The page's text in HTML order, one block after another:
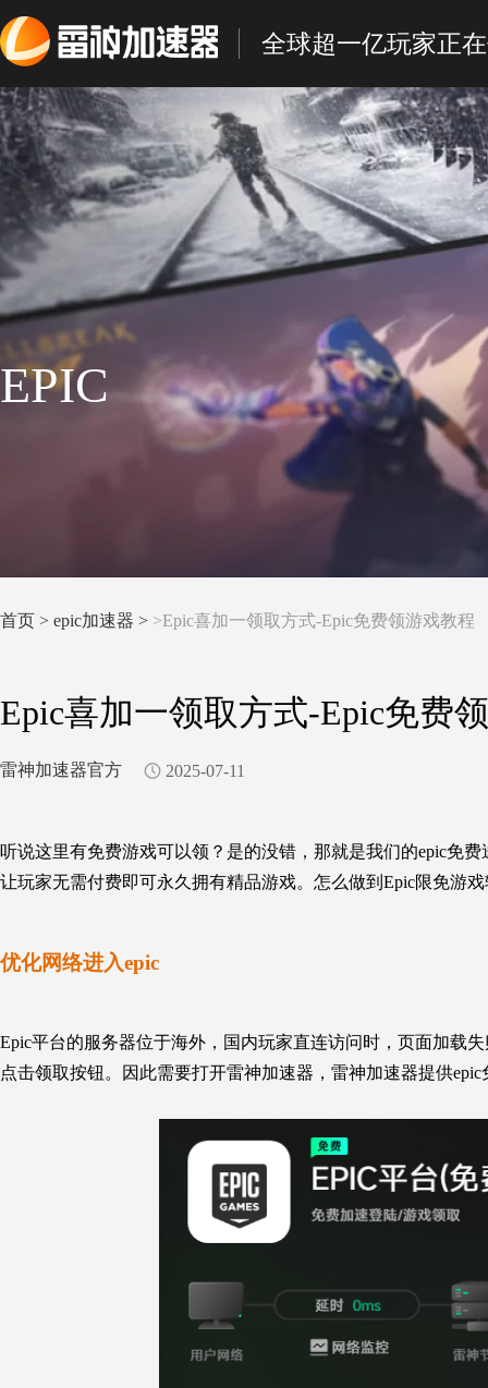
全球超一亿玩家正
EPIC
首页 > epic加速器 > >Epic喜加一领取方式-Epic免费领游戏教程
Epic喜加一领取方式-Epic免费
雷神加速器官方 2025-07-11
听说这里有免费游戏可以领？是的没错，那就是我们的epic免
让玩家无需付费即可永久拥有精品游戏。怎么做到Epic限免游
优化网络进入epic
Epic平台的服务器位于海外，国内玩家直连访问时，页面加载
点击领取按钮。因此需要打开雷神加速器，雷神加速器提供